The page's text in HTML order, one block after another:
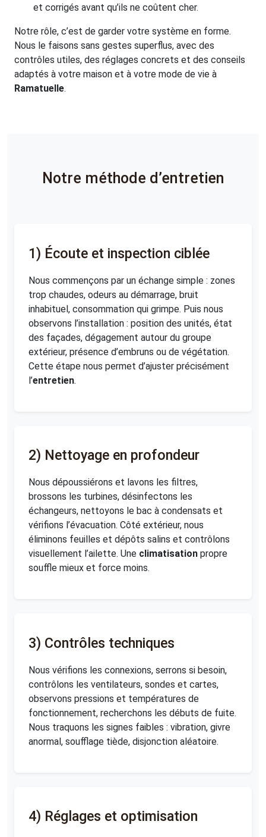
et corrigés avant qu’ils ne coûtent cher.
Notre rôle, c’est de garder votre système en forme.
Nous le faisons sans gestes superflus, avec des
contrôles utiles, des réglages concrets et des conseils
adaptés à votre maison et à votre mode de vie à
Ramatuelle.
Notre méthode d’entretien
1) Écoute et inspection ciblée
Nous commençons par un échange simple : zones
trop chaudes, odeurs au démarrage, bruit
inhabituel, consommation qui grimpe. Puis nous
observons l’installation : position des unités, état
des façades, dégagement autour du groupe
extérieur, présence d’embruns ou de végétation.
Cette étape nous permet d’ajuster précisément
l’entretien.
2) Nettoyage en profondeur
Nous dépoussiérons et lavons les filtres,
brossons les turbines, désinfectons les
échangeurs, nettoyons le bac à condensats et
vérifions l’évacuation. Côté extérieur, nous
éliminons feuilles et dépôts salins et contrôlons
visuellement l’ailette. Une climatisation propre
souffle mieux et force moins.
3) Contrôles techniques
Nous vérifions les connexions, serrons si besoin,
contrôlons les ventilateurs, sondes et cartes,
observons pressions et températures de
fonctionnement, recherchons les débuts de fuite.
Nous traquons les signes faibles : vibration, givre
anormal, soufflage tiède, disjonction aléatoire.
4) Réglages et optimisation